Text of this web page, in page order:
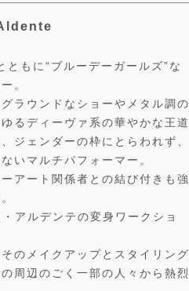
もに“ブルーデーガールズ”な
。
ラウンドなショーやメタル調の
るディーヴァ系の華やかな王道
ジェンダーの枠にとらわれず、
いマルチパフォーマー。
アート関係者との結び付きも強
アルデンテの変身ワークショ
のメイクアップとスタイリング
周辺のごく一部の人々から熱烈